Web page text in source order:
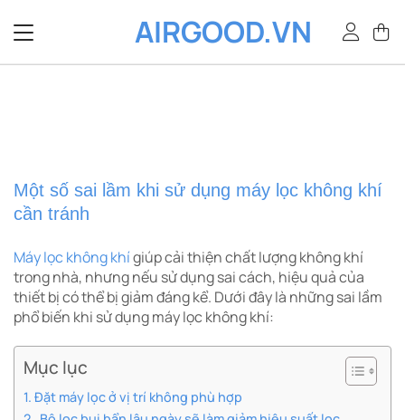
qua
dung
AIRGOOD.VN
Một số sai lầm khi sử dụng máy lọc không khí
cần tránh
Máy lọc không khígiúp cải thiện chất lượng không khí
trong nhà, nhưng nếu sử dụng sai cách, hiệu quả của
thiết bị có thể bị giảm đáng kể. Dưới đây là những sai lầm
phổ biến khi sử dụng máy lọc không khí:
Mục lục
Đặt máy lọc ở vị trí không phù hợp